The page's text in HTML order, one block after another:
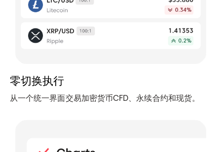
零切换执行
从一个统一界面交易加密货币CFD、永续合约和现货。